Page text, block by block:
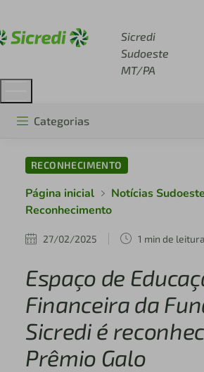
Sicredi
Sudoeste
MT/PA
Categorias
RECONHECIMENTO
Página inicial
Notícias
Reconhecimento
27/02/2025 1 min de leitura
Espaço de
Financeira da
Sicredi é
Prêmio Galo